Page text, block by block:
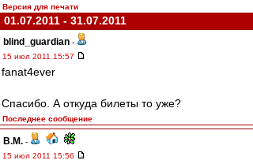
Версия для печати
01.07.2011 - 31.07.2011
blind_guardian -
15 июл 2011 15:57
fanat4ever
Спасибо. А откуда билеты то уже?
Последнее сообщение
В.М. -
15 июл 2011 15:56